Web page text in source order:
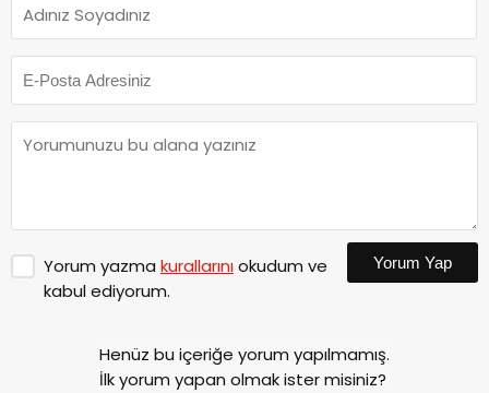
Yorum yazma kurallarınıokudum ve
kabul ediyorum.
Yorum Yap
Henüz bu içeriğe yorum yapılmamış.
İlk yorum yapan olmak ister misiniz?